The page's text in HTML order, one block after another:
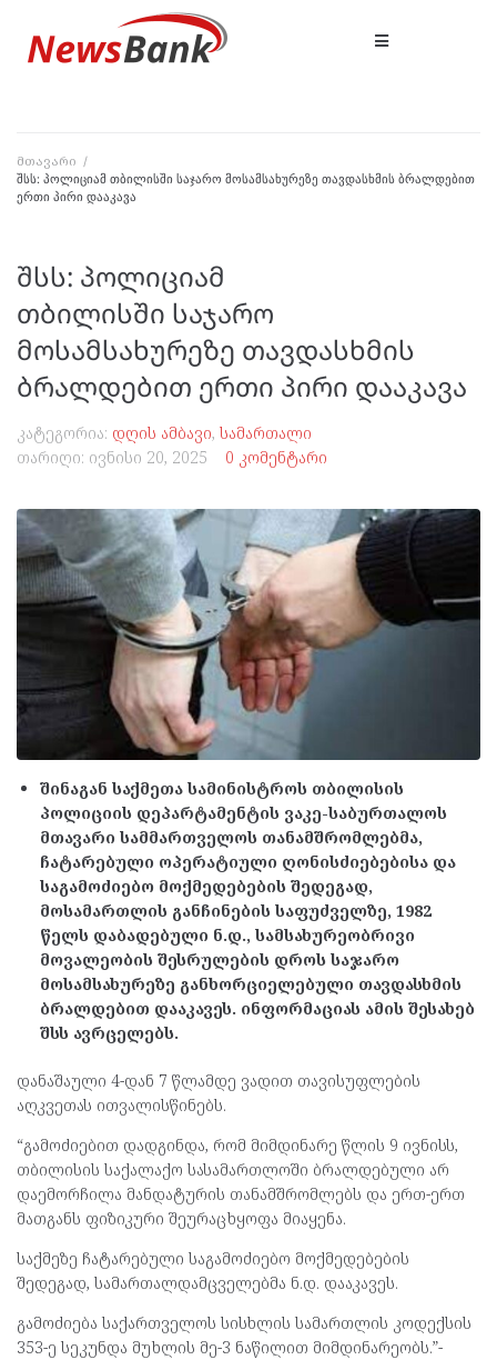
მთავარი /
შსს: პოლიციამ თბილისში საჯარო მოსამსახურეზე თავდასხმის ბრალდებით
ერთი პირი დააკავა
შსს: პოლიციამ
თბილისში საჯარო
მოსამსახურეზე თავდასხმის
ბრალდებით ერთი პირი დააკავა
კატეგორია: დღის ამბავი, სამართალი
თარიღი: ივნისი 20, 2025 0 კომენტარი
შინაგან საქმეთა სამინისტროს თბილისის
პოლიციის დეპარტამენტის ვაკე-საბურთალოს
მთავარი სამმართველოს თანამშრომლებმა,
ჩატარებული ოპერატიული ღონისძიებებისა და
საგამოძიებო მოქმედებების შედეგად,
მოსამართლის განჩინების საფუძველზე, 1982
წელს დაბადებული ნ.დ., სამსახურეობრივი
მოვალეობის შესრულების დროს საჯარო
მოსამსახურეზე განხორციელებული თავდასხმის
ბრალდებით დააკავეს. ინფორმაციას ამის შესახებ
შსს ავრცელებს.
დანაშაული 4-დან 7 წლამდე ვადით თავისუფლების
აღკვეთას ითვალისწინებს.
“გამოძიებით დადგინდა, რომ მიმდინარე წლის 9 ივნისს,
თბილისის საქალაქო სასამართლოში ბრალდებული არ
დაემორჩილა მანდატურის თანამშრომლებს და ერთ-ერთ
მათგანს ფიზიკური შეურაცხყოფა მიაყენა.
საქმეზე ჩატარებული საგამოძიებო მოქმედებების
შედეგად, სამართალდამცველებმა ნ.დ. დააკავეს.
გამოძიება საქართველოს სისხლის სამართლის კოდექსის
353-ე სეკუნდა მუხლის მე-3 ნაწილით მიმდინარეობს.”-